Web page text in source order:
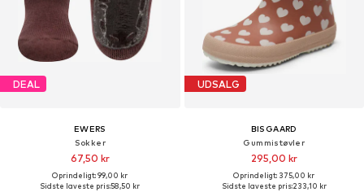
DEAL
EWERS
Sokker
67,50 kr
Oprindeligt: 99,00 kr
Sidste laveste pris:58,50 kr
UDSALG
BISGAARD
Gummistøvler
295,00 kr
Oprindeligt: 375,00 kr
Sidste laveste pris:233,10 kr